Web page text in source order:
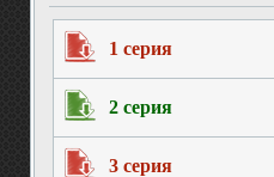
1 серия
2 серия
3 серия